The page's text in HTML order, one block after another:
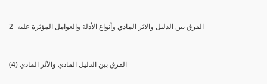
2- الفرق بين الدليل والاثر المادي وأنواع الأدلة والعوامل المؤثرة عليه
(4) الفرق بين الدليل المادي والآثر المادي